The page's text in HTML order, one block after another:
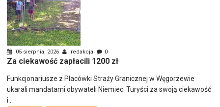
05 sierpnia, 2026 redakcja 0
Za ciekawość zapłacili 1200 zł
Funkcjonariusze z Placówki Straży Granicznej w Węgorzewie
ukarali mandatami obywateli Niemiec. Turyści za swoją ciekawość
i...